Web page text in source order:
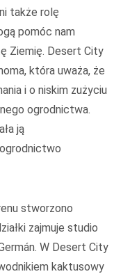
także rolę
pomóc nam
Ziemię. Desert City
która uważa, że
i o niskim zużyciu
ogrodnictwa.
ją
stworzono
zajmuje studio
W Desert City
kaktusowy